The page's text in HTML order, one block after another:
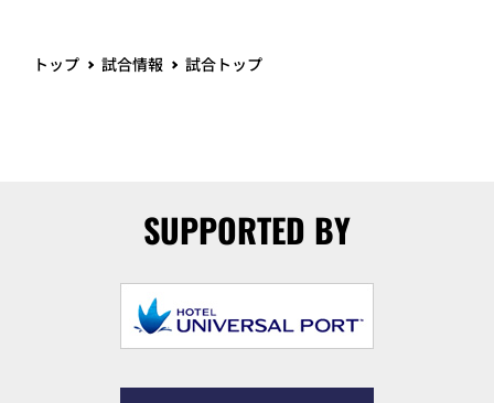
トップ 試合情報 試合トップ
SUPPORTED BY